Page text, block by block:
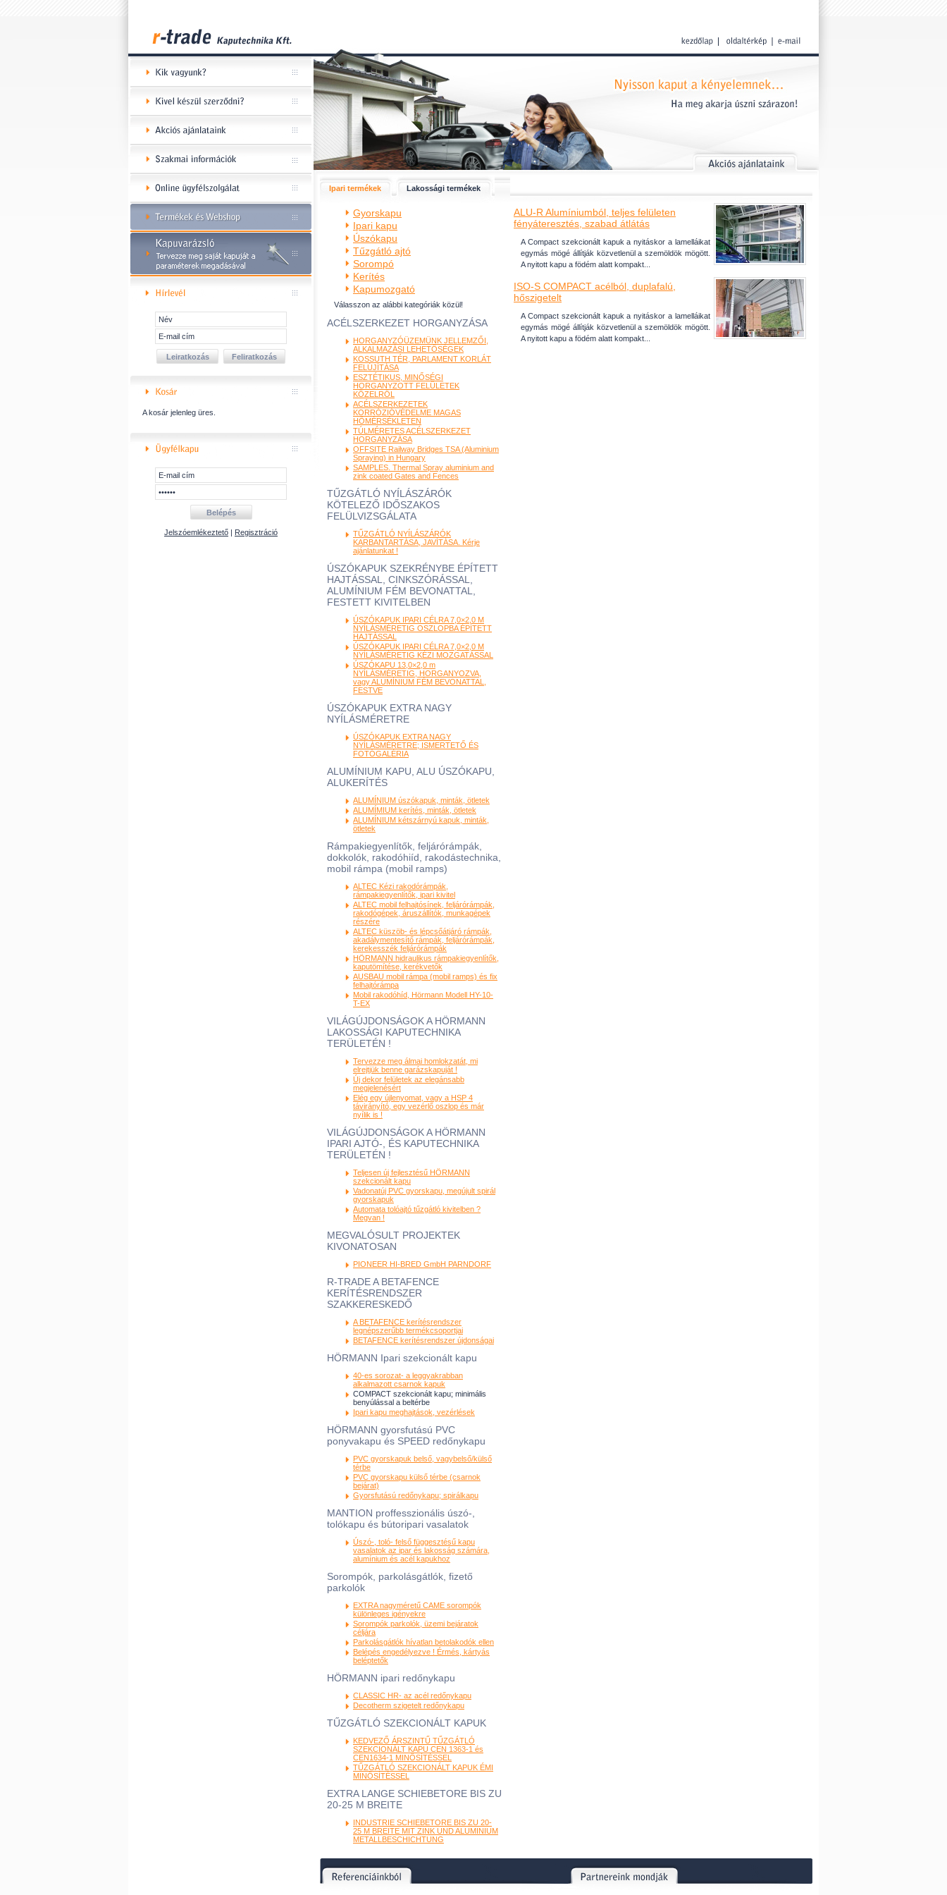
A kosár jelenleg üres.
Jelszóemlékeztető | Regisztráció
Ipari termékek Lakossági termékek
Gyorskapu
Ipari kapu
Úszókapu
Tűzgátló ajtó
Sorompó
Kerítés
Kapumozgató
Válasszon az alábbi kategóriák közül!
ACÉLSZERKEZET HORGANYZÁSA
HORGANYZÓÜZEMÜNK JELLEMZŐI,
ALKALMAZÁSI LEHETŐSÉGEK
KOSSUTH TÉR, PARLAMENT KORLÁT
FELÚJÍTÁSA
ESZTÉTIKUS, MINŐSÉGI
HORGANYZOTT FELÜLETEK
KÖZELRŐL
ACÉLSZERKEZETEK
KORRÓZIÓVÉDELME MAGAS
HŐMÉRSÉKLETEN
TÚLMÉRETES ACÉLSZERKEZET
HORGANYZÁSA
OFFSITE Railway Bridges TSA (Aluminium
Spraying) in Hungary
SAMPLES. Thermal Spray aluminium and
zink coated Gates and Fences
TŰZGÁTLÓ NYÍLÁSZÁRÓK
KÖTELEZŐ IDŐSZAKOS
FELÜLVIZSGÁLATA
TŰZGÁTLÓ NYÍLÁSZÁRÓK
KARBANTARTÁSA, JAVÍTÁSA. Kérje
ajánlatunkat !
ÚSZÓKAPUK SZEKRÉNYBE ÉPÍTETT
HAJTÁSSAL, CINKSZÓRÁSSAL,
ALUMÍNIUM FÉM BEVONATTAL,
FESTETT KIVITELBEN
ÚSZÓKAPUK IPARI CÉLRA 7,0×2,0 M
NYÍLÁSMÉRETIG OSZLOPBA ÉPÍTETT
HAJTÁSSAL
ÚSZÓKAPUK IPARI CÉLRA 7,0×2,0 M
NYÍLÁSMÉRETIG KÉZI MOZGATÁSSAL
ÚSZÓKAPU 13,0×2,0 m
NYÍLÁSMÉRETIG, HORGANYOZVA,
vagy ALUMÍNIUM FÉM BEVONATTAL,
FESTVE
ÚSZÓKAPUK EXTRA NAGY
NYÍLÁSMÉRETRE
ÚSZÓKAPUK EXTRA NAGY
NYÍLÁSMÉRETRE; ISMERTETŐ ÉS
FOTÓGALÉRIA
ALUMÍNIUM KAPU, ALU ÚSZÓKAPU,
ALUKERÍTÉS
ALUMÍNIUM úszókapuk, minták, ötletek
ALUMÍMIUM kerítés, minták, ötletek
ALUMÍNIUM kétszárnyú kapuk, minták,
ötletek
Rámpakiegyenlítők, feljárórámpák,
dokkolók, rakodóhiíd, rakodástechnika,
mobil rámpa (mobil ramps)
ALTEC Kézi rakodórámpák,
rámpakiegyenlítők, ipari kivitel
ALTEC mobil felhajtósínek, feljárórámpák,
rakodógépek, áruszállítók, munkagépek
részére
ALTEC küszöb- és lépcsőátjáró rámpák,
akadálymentesítő rámpák, feljárórámpák,
kerekesszék feljárórámpák
HÖRMANN hidraulikus rámpakiegyenlítők,
kaputömítése, kerékvetők
AUSBAU mobil rámpa (mobil ramps) és fix
felhajtórámpa
Mobil rakodóhíd, Hörmann Modell HY-10-
T-EX
VILÁGÚJDONSÁGOK A HÖRMANN
LAKOSSÁGI KAPUTECHNIKA
TERÜLETÉN !
Tervezze meg álmai homlokzatát, mi
elrejtjük benne garázskapuját !
Új dekor felületek az elegánsabb
megjelenésért
Elég egy újlenyomat, vagy a HSP 4
távirányító, egy vezérlő oszlop és már
nyílik is !
VILÁGÚJDONSÁGOK A HÖRMANN
IPARI AJTÓ-, ÉS KAPUTECHNIKA
TERÜLETÉN !
Teljesen új fejlesztésű HÖRMANN
szekcionált kapu
Vadonatúj PVC gyorskapu, megújult spirál
gyorskapuk
Automata tolóajtó tűzgátló kivitelben ?
Megvan !
MEGVALÓSULT PROJEKTEK
KIVONATOSAN
PIONEER HI-BRED GmbH PARNDORF
R-TRADE A BETAFENCE
KERÍTÉSRENDSZER
SZAKKERESKEDŐ
A BETAFENCE kerítésrendszer
legnépszerűbb termékcsoportjai
BETAFENCE kerítésrendszer újdonságai
HÖRMANN Ipari szekcionált kapu
40-es sorozat- a leggyakrabban
alkalmazott csarnok kapuk
COMPACT szekcionált kapu; minimális
benyúlással a beltérbe
Ipari kapu meghajtások, vezérlések
HÖRMANN gyorsfutású PVC
ponyvakapu és SPEED redőnykapu
PVC gyorskapuk belső, vagybelső/külső
térbe
PVC gyorskapu külső térbe (csarnok
bejárat)
Gyorsfutású redőnykapu; spirálkapu
MANTION proffesszionális úszó-,
tolókapu és bútoripari vasalatok
Úszó-, toló- felső függesztésű kapu
vasalatok az ipar és lakosság számára,
alumínium és acél kapukhoz
Sorompók, parkolásgátlók, fizető
parkolók
EXTRA nagyméretű CAME sorompók
különleges igényekre
Sorompók parkolók, üzemi bejáratok
céljára
Parkolásgátlók hívatlan betolakodók ellen
Belépés engedélyezve ! Érmés, kártyás
beléptetők
HÖRMANN ipari redőnykapu
CLASSIC HR- az acél redőnykapu
Decotherm szigetelt redőnykapu
TŰZGÁTLÓ SZEKCIONÁLT KAPUK
KEDVEZŐ ÁRSZINTŰ TŰZGÁTLÓ
SZEKCIONÁLT KAPU CEN 1363-1 és
CEN1634-1 MINŐSÍTÉSSEL
TŰZGÁTLÓ SZEKCIONÁLT KAPUK ÉMI
MINŐSÍTÉSSEL
EXTRA LANGE SCHIEBETORE BIS ZU
20-25 M BREITE
INDUSTRIE SCHIEBETORE BIS ZU 20-
25 M BREITE MIT ZINK UND ALUMINIUM
METALLBESCHICHTUNG
ALU-R Alumíniumból, teljes felületen
fényáteresztés, szabad átlátás
A Compact szekcionált kapuk a nyitáskor a lamelláikat
egymás mögé állítják közvetlenül a szemöldök mögött.
A nyitott kapu a födém alatt kompakt...
ISO-S COMPACT acélból, duplafalú,
hőszigetelt
A Compact szekcionált kapuk a nyitáskor a lamelláikat
egymás mögé állítják közvetlenül a szemöldök mögött.
A nyitott kapu a födém alatt kompakt...